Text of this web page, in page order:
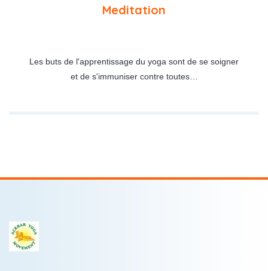
Meditation
Les buts de l'apprentissage du yoga sont de se soigner
et de s'immuniser contre toutes…